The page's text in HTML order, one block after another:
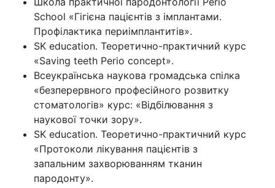
School «Гігієна пацієнтів з імплантами.
Профілактика периімплантитів».
SK education. Теоретично-практичний курс
«Saving teeth Perio concept».
Всеукраїнська наукова громадська спілка
«безперервного професійного розвитку
стоматологів» курс: «Відбілювання з
наукової точки зору».
SK education. Теоретично-практичний курс
«Протоколи лікування пацієнтів з
запальним захворюванням тканин
пародонту».